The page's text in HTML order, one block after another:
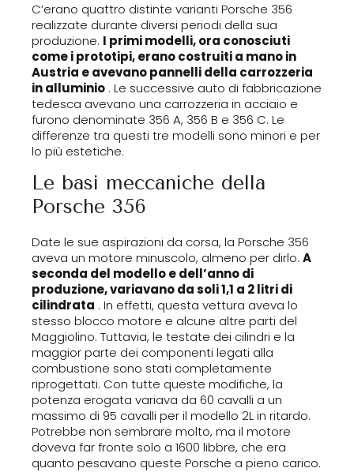
C’erano quattro distinte varianti Porsche 356
realizzate durante diversi periodi della sua
produzione. I primi modelli, ora conosciuti
come i prototipi, erano costruiti a mano in
Austria e avevano pannelli della carrozzeria
in alluminio . Le successive auto di fabbricazione
tedesca avevano una carrozzeria in acciaio e
furono denominate 356 A, 356 B e 356 C. Le
differenze tra questi tre modelli sono minori e per
lo più estetiche.
Le basi meccaniche della
Porsche 356
Date le sue aspirazioni da corsa, la Porsche 356
aveva un motore minuscolo, almeno per dirlo. A
seconda del modello e dell’anno di
produzione, variavano da soli 1,1 a 2 litri di
cilindrata . In effetti, questa vettura aveva lo
stesso blocco motore e alcune altre parti del
Maggiolino. Tuttavia, le testate dei cilindri e la
maggior parte dei componenti legati alla
combustione sono stati completamente
riprogettati. Con tutte queste modifiche, la
potenza erogata variava da 60 cavalli a un
massimo di 95 cavalli per il modello 2L in ritardo.
Potrebbe non sembrare molto, ma il motore
doveva far fronte solo a 1600 libbre, che era
quanto pesavano queste Porsche a pieno carico.